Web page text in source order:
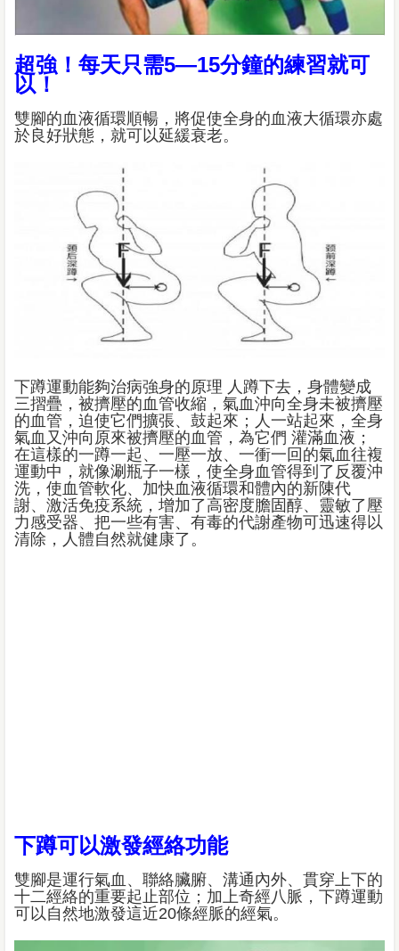
超強！每天只需5—15分鐘的練習就可
以！
雙腳的血液循環順暢，將促使全身的血液大循環亦處
於良好狀態，就可以延緩衰老。
下蹲運動能夠治病強身的原理 人蹲下去，身體變成
三摺疊，被擠壓的血管收縮，氣血沖向全身未被擠壓
的血管，迫使它們擴張、鼓起來；人一站起來，全身
氣血又沖向原來被擠壓的血管，為它們 灌滿血液；
在這樣的一蹲一起、一壓一放、一衝一回的氣血往複
運動中，就像涮瓶子一樣，使全身血管得到了反覆沖
洗，使血管軟化、加快血液循環和體內的新陳代
謝、激活免疫系統，增加了高密度膽固醇、靈敏了壓
力感受器、把一些有害、有毒的代謝產物可迅速得以
清除，人體自然就健康了。
下蹲可以激發經絡功能
雙腳是運行氣血、聯絡臟腑、溝通內外、貫穿上下的
十二經絡的重要起止部位；加上奇經八脈，下蹲運動
可以自然地激發這近20條經脈的經氣。